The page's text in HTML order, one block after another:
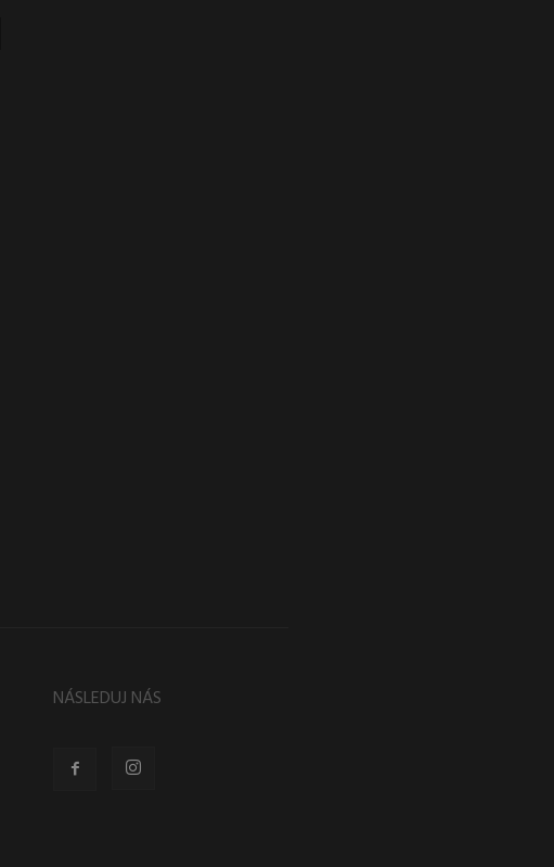
NÁSLEDUJ NÁS